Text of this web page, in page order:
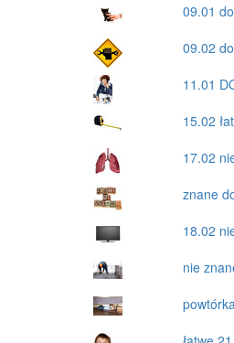
09.01
09.02
11.01
15.02
17.02
znane
18.02
nie